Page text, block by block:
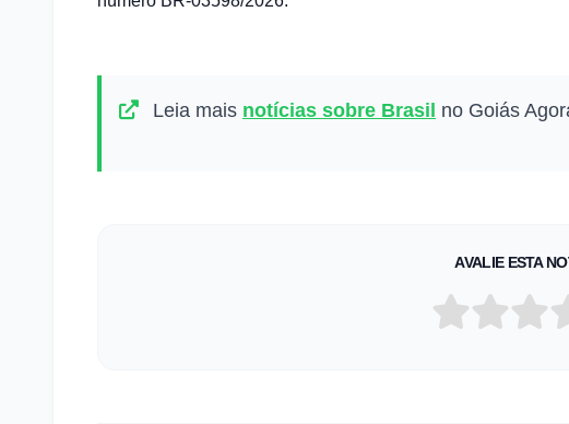
Leia mais notícias sobre Brasil no Goiás
AVALIE ESTA